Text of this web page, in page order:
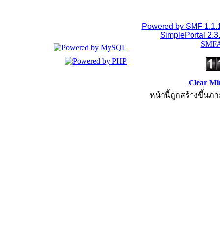
Powered by SMF
SimplePortal
Clear
หน้านี้ถูกสร้างขึ้นภา